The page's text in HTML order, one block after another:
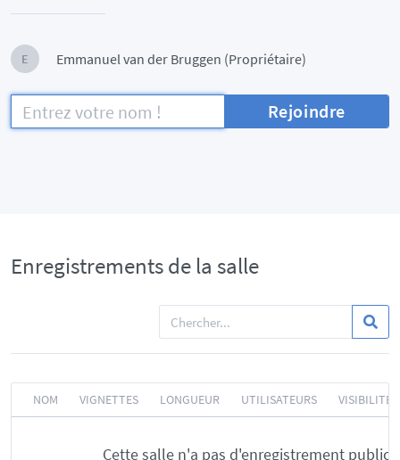
E Emmanuel van der Bruggen (Propriétaire)
Rejoindre
Enregistrements de la salle
NOM VIGNETTES LONGUEUR UTILISATEURS VISIBILITÉ
Cette salle n'a pas d'enregistrement public.